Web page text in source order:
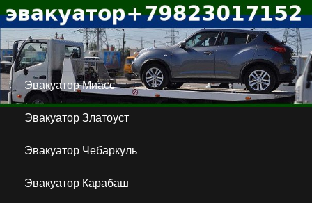
Эвакуатор Миасс
Эвакуатор Златоуст
Эвакуатор Чебаркуль
Эвакуатор Карабаш